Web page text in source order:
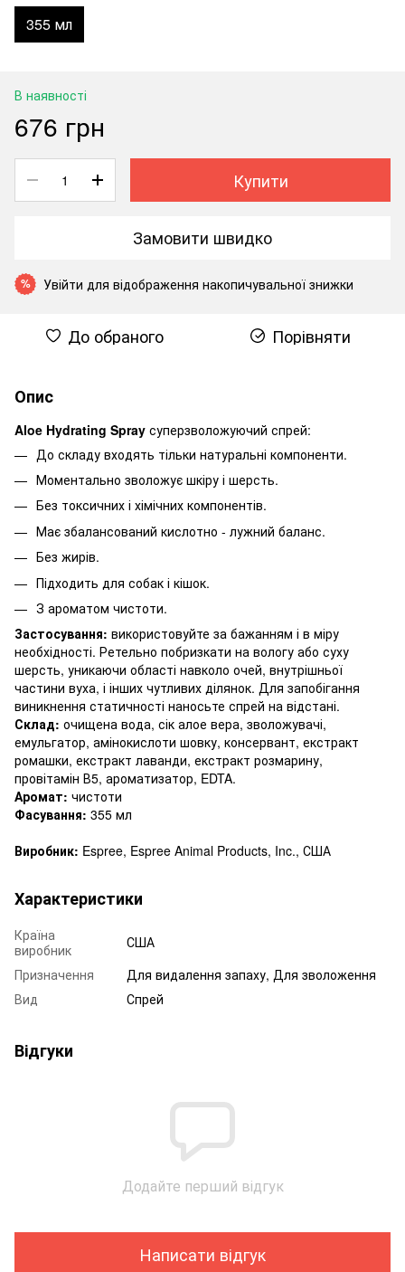
355 мл
В наявності
676 грн
Купити
Замовити швидко
% Увійти для відображення накопичувальної знижки
До обраного Порівняти
Опис
Aloe Hydrating Spray суперзволожуючий спрей:
До складу входять тільки натуральні компоненти.
Моментально зволожує шкіру і шерсть.
Без токсичних і хімічних компонентів.
Має збалансований кислотно - лужний баланс.
Без жирів.
Підходить для собак і кішок.
З ароматом чистоти.
Застосування: використовуйте за бажанням і в міру
необхідності. Ретельно побризкати на вологу або суху
шерсть, уникаючи області навколо очей, внутрішньої
частини вуха, і інших чутливих ділянок. Для запобігання
виникнення статичності наносьте спрей на відстані.
Склад: очищена вода, сік алое вера, зволожувачі,
емульгатор, амінокислоти шовку, консервант, екстракт
ромашки, екстракт лаванди, екстракт розмарину,
провітамін В5, ароматизатор, EDTA.
Аромат: чистоти
Фасування: 355 мл
Виробник: Espree, Espree Animal Products, Inc., США
Характеристики
Країна
виробник
США
Призначення
Для видалення запаху, Для зволоження
Вид
Спрей
Відгуки
Додайте перший відгук
Написати відгук